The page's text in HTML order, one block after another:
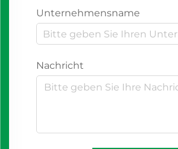
Unternehmensname
Nachricht